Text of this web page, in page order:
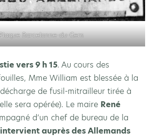
Barcelonne-du-Gers
vers 9 h 15. Au cours des
Mme William est blessée à la
de fusil-mitrailleur tirée à
sera opérée). Le maire René
d’un chef de bureau de la
intervient auprès des Allemands